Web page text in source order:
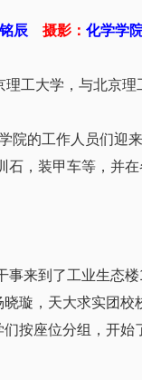
铭辰 摄影： 化学学
大学，与北京理
工作人员们迎来
，装甲车等，并在
来到了工业生态
璇，天大求实团
按座位分组，开始